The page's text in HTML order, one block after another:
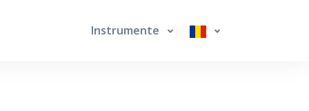
Instrumente